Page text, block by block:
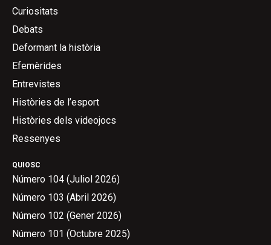
QUIOSC
Número 104 (Juliol 2026)
Número 103 (Abril 2026)
Número 102 (Gener 2026)
Número 101 (Octubre 2025)
Curiositats
Debats
Deformant la història
Efemèrides
Entrevistes
Històries de l’esport
Històries dels videojocs
Ressenyes